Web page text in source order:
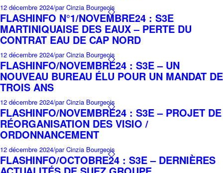
12 décembre 2024/par Cinzia Bourgeois
FLASHINFO N°1/NOVEMBRE24 : S3E
MARTINIQUAISE DES EAUX – PERTE DU
CONTRAT EAU DE CAP NORD
12 décembre 2024/par Cinzia Bourgeois
FLASHINFO/NOVEMBRE24 : S3E – UN
NOUVEAU BUREAU ÉLU POUR UN MANDAT DE
TROIS ANS
12 décembre 2024/par Cinzia Bourgeois
FLASHINFO/NOVEMBRE24 : S3E – PROJET DE
RÉORGANISATION DES VISIO /
ORDONNANCEMENT
12 décembre 2024/par Cinzia Bourgeois
FLASHINFO/OCTOBRE24 : S3E – DERNIÈRES